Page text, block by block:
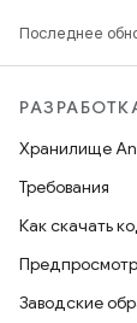
Последнее
Хранилище
Требования
Как скачать
Заводские